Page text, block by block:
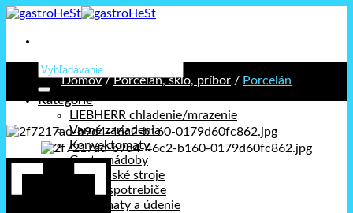
Prejsť
obsah
Hľadať:
Kategórie
LIEBHERR chladenie/mrazenie
Varné zariadenia
Konvektomaty
Gastronádoby
Kuchynské stroje
Stolné spotrebiče
Holdomaty a údenie
Domov / Porcelán, sklo, príbor / Porcelán